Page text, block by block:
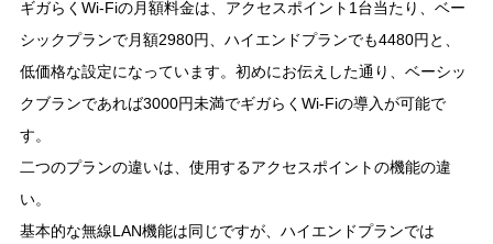
ギガらくWi-Fiの月額料金は、アクセスポイント1台当たり、ベー
シックプランで月額2980円、ハイエンドプランでも4480円と、
低価格な設定になっています。初めにお伝えした通り、ベーシッ
クブランであれば3000円未満でギガらくWi-Fiの導入が可能で
す。
二つのプランの違いは、使用するアクセスポイントの機能の違
い。
基本的な無線LAN機能は同じですが、ハイエンドプランでは